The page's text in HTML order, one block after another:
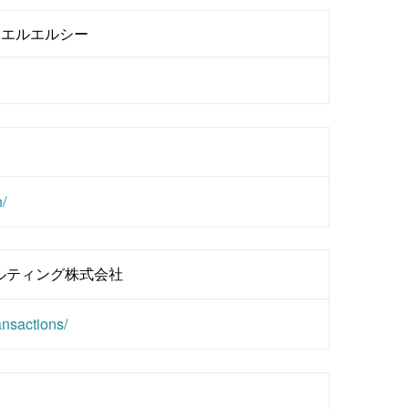
ルエルシー
ィング株式会社